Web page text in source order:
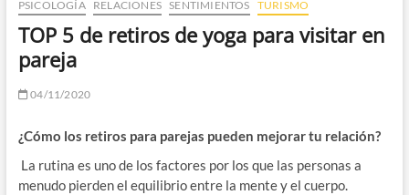
PSICOLOGÍA RELACIONES SENTIMIENTOS TURISMO
TOP 5 de retiros de yoga para visitar en
pareja
04/11/2020
¿Cómo los retiros para parejas pueden mejorar tu relación?
La rutina es uno de los factores por los que las personas a
menudo pierden el equilibrio entre la mente y el cuerpo.